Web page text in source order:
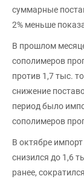
суммарные
2% меньше
В прошлом
сополимеров
против 1,7 тыс.
снижение
период было
сополимеров
В октябре
снизился до 1,6
ранее,